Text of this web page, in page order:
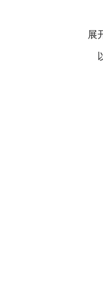
展